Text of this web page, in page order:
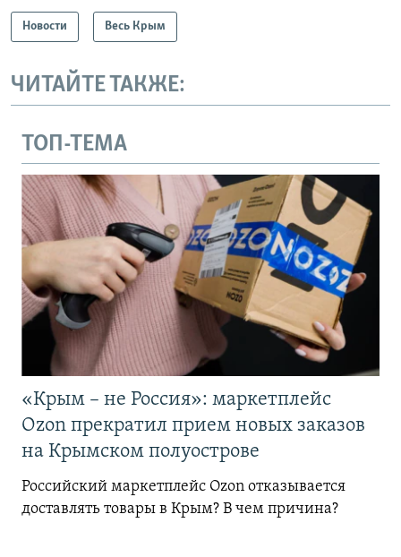
Новости Весь Крым
ЧИТАЙТЕ ТАКЖЕ:
ТОП-ТЕМА
«Крым – не Россия»: маркетплейс
Ozon прекратил прием новых заказов
на Крымском полуострове
Российский маркетплейс Ozon отказывается
доставлять товары в Крым? В чем причина?